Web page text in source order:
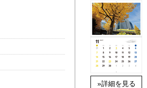
»詳細を見る